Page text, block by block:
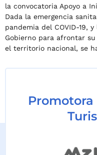
la convocatoria Apoyo a
Dada la emergencia
pandemia del COVID-19,
Gobierno para afrontar
el territorio nacional, se
Promotora